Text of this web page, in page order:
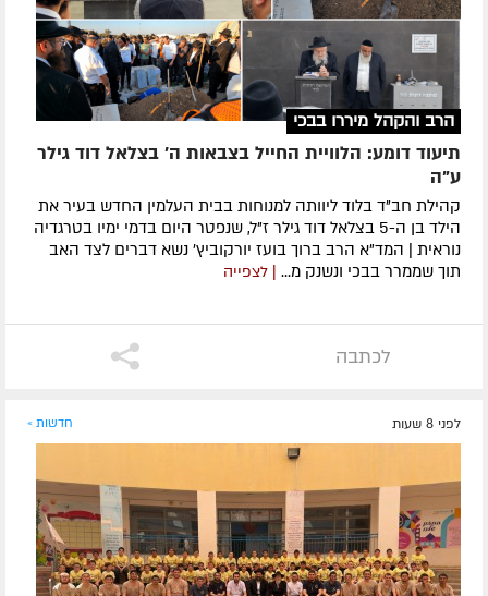
הרב והקהל מיררו בבכי
תיעוד דומע: הלוויית החייל בצבאות ה' בצלאל דוד גילר
ע"ה
קהילת חב"ד בלוד ליוותה למנוחות בבית העלמין החדש בעיר את
הילד בן ה-5 בצלאל דוד גילר ז"ל, שנפטר היום בדמי ימיו בטרגדיה
נוראית | המד"א הרב ברוך בועז יורקוביץ' נשא דברים לצד האב
תוך שממרר בבכי ונשנק מ... | לצפייה
לכתבה
לפני 8 שעות חדשות »